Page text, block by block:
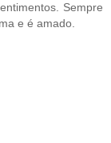
Sempre
e é amado.